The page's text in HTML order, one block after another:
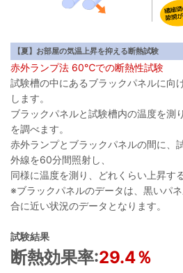
【夏】お部屋の気温上昇を抑える断熱試験
赤外ランプ法 60℃での断熱性試験
試験槽の中にあるブラックパネルに向
します。
ブラックパネルと試験槽内の温度を測
を調べます。
赤外ランプとブラックパネルの間に、
外線を60分間照射し、
同様に温度を測り、どれくらい上昇す
※ブラックパネルのデータは、黒いパ
合に近い状況のデータとなります。
試験結果
断熱効果率:29.4％